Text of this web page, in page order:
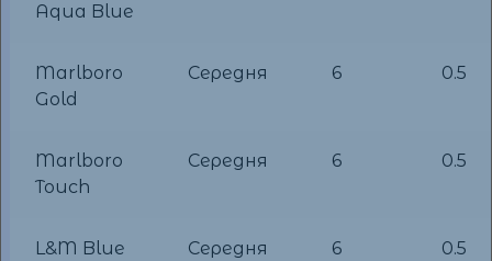
Aqua Blue
Marlboro
Gold
Середня 6 0.5
Marlboro
Touch
Середня 6 0.5
L&M Blue
Середня 6 0.5